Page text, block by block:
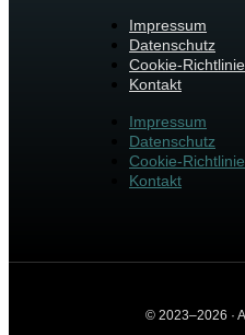
Impressum
Datenschutz
Cookie-
Kontakt
Impressum
Datenschutz
Cookie-
Kontakt
© 2023–2026 ·